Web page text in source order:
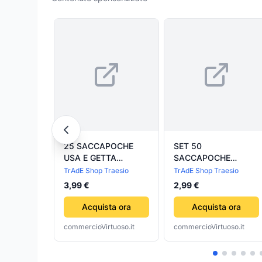
25 SACCAPOCHE
USA E GETTA
MONOUSO SACCA
PASTICCERE SAC A
POCHE CAKE DESIGN
36 CM
TrAdE Shop Traesio
3,99 €
Acquista ora
commercioVirtuoso.it
SET 50
SACCAPOCHE
MONOUSO SACCA
PER PASTICCERE
SAC A POCHE CAKE
DESIGN DA 33CM
TrAdE Shop Traesio
2,99 €
Acquista ora
commercioVirtuoso.it